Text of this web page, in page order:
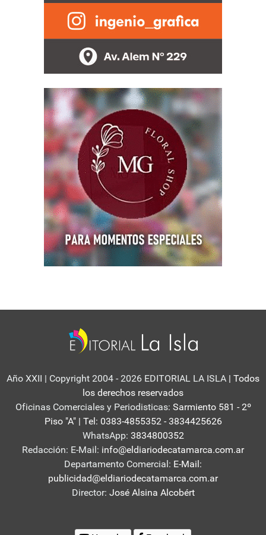
Año XXII | Copyright 2004 - 2026 EDITORIAL LA ISLA | Todos
los derechos reservados
Oficinas Comerciales y Periodisticas: Sarmiento 581 - 2º
Piso "A" | Tel: 0383-4855352 - 3834425626
WhatsApp: 3834800352
Redacción: E-Mail: info@eldiariodecatamarca.com.ar
Departamento Comercial: E-Mail:
publicidad@eldiariodecatamarca.com.ar
Director: José Alsina Alcobért